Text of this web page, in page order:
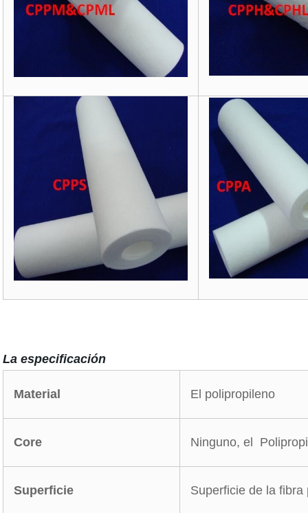
La especificación
Material El polipropileno
Core Ninguno, el
Superficie Superficie de la fibra